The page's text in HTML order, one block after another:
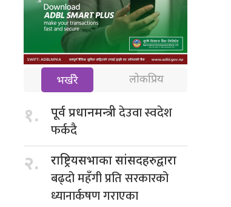
भर्खरै लोकप्रिय
१. पूर्व प्रधानमन्त्रीदेउवा स्वदेश
फर्कदै
२. राष्ट्रियसभाका सांसदहरुद्वारा
बढ्दो महँगी प्रति सरकारको
ध्यानार्कषण गराएका